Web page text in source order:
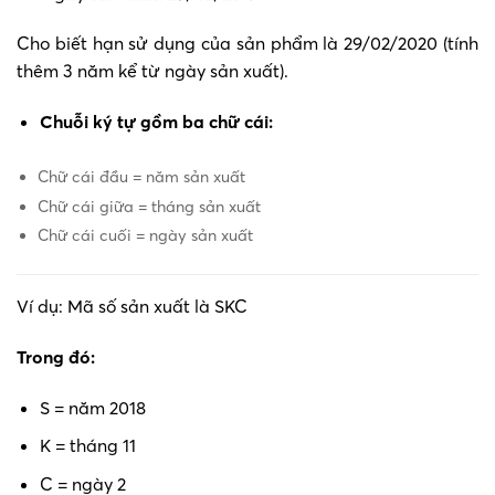
Cho biết hạn sử dụng của sản phẩm là 29/02/2020 (tính
thêm 3 năm kể từ ngày sản xuất).
Chuỗi ký tự gồm ba chữ cái:
Chữ cái đầu = năm sản xuất
Chữ cái giữa = tháng sản xuất
Chữ cái cuối = ngày sản xuất
Ví dụ: Mã số sản xuất là SKC
Trong đó:
S = năm 2018
K = tháng 11
C = ngày 2